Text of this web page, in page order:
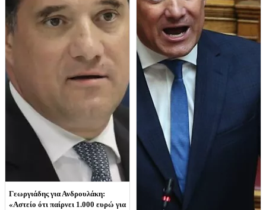
Γεωργιάδης για Ανδρουλάκη:
«Αστείο ότι παίρνει 1.000 ευρώ για